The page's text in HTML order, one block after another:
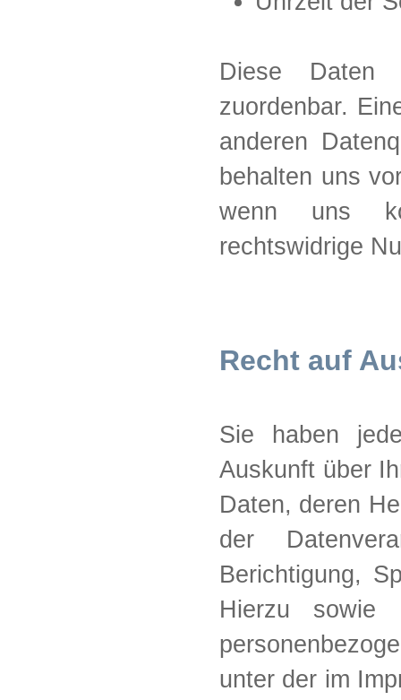
Diese Daten
zuordenbar.
anderen
behalten uns
wenn uns
rechtswidrige
Recht auf
Sie haben
Auskunft über
Daten, deren
der
Berichtigung,
Hierzu sowie
unter der im